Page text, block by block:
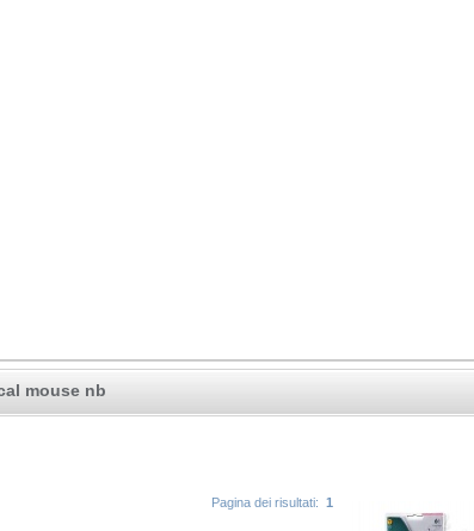
mouse nb
Pagina dei risultati: 1